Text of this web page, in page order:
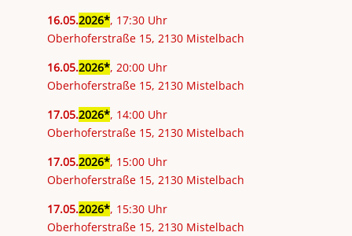
16.05.2026 , 17:30 Uhr
Oberhoferstraße 15, 2130 Mistelbach
16.05.2026 , 20:00 Uhr
Oberhoferstraße 15, 2130 Mistelbach
17.05.2026 , 14:00 Uhr
Oberhoferstraße 15, 2130 Mistelbach
17.05.2026 , 15:00 Uhr
Oberhoferstraße 15, 2130 Mistelbach
17.05.2026 , 15:30 Uhr
Oberhoferstraße 15, 2130 Mistelbach